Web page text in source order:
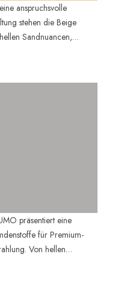
die Beige
Von hellen